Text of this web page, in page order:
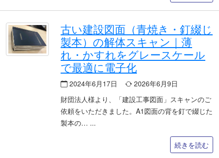
古い建設図面（青焼き・釘綴じ
製本）の解体スキャン｜薄
れ・かすれをグレースケール
で最適に電子化
2024年6月17日
2026年6月9日
財団法人様より、「建設工事図面」スキャンのご
依頼をいただきました。A1図面の背を釘で綴じた
製本の…
続きを読む